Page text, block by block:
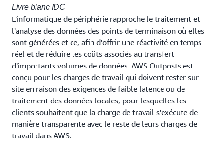
Livre blanc IDC
L'informatique de périphérie rapproche le traitement et
l'analyse des données des points de terminaison où elles
sont générées et ce, afin d'offrir une réactivité en temps
réel et de réduire les coûts associés au transfert
d'importants volumes de données. AWS Outposts est
conçu pour les charges de travail qui doivent rester sur
site en raison des exigences de faible latence ou de
traitement des données locales, pour lesquelles les
clients souhaitent que la charge de travail s'exécute de
manière transparente avec le reste de leurs charges de
travail dans AWS.